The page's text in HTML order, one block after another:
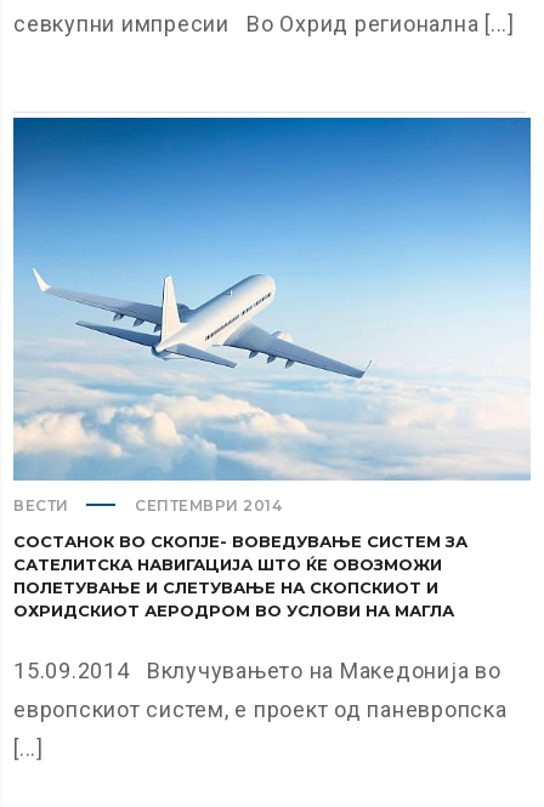
севкупни импресии Во Охрид регионална [...]
ВЕСТИ СЕПТЕМВРИ 2014
СОСТАНОК ВО СКОПЈЕ- ВОВЕДУВАЊЕ СИСТЕМ ЗА
САТЕЛИТСКА НАВИГАЦИЈА ШТО ЌЕ ОВОЗМОЖИ
ПОЛЕТУВАЊЕ И СЛЕТУВАЊЕ НА СКОПСКИОТ И
ОХРИДСКИОТ АЕРОДРОМ ВО УСЛОВИ НА МАГЛА
15.09.2014 Вклучувањето на Македонија во
европскиот систем, е проект од паневропска
[...]